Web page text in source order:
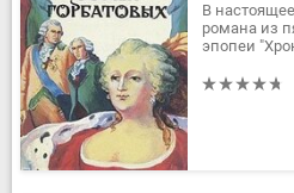
В
романа из
эпопеи